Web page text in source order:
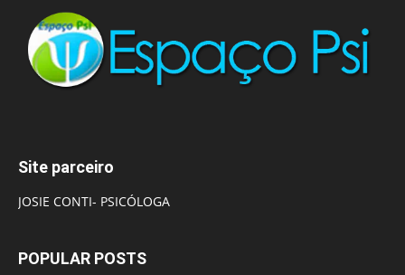
Site parceiro
JOSIE CONTI- PSICÓLOGA
POPULAR POSTS